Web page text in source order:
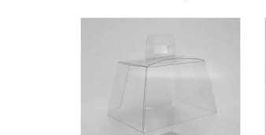
TOEVOEGEN AAN WINKELWAGEN